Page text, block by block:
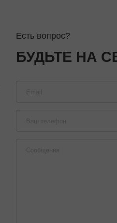
Есть вопрос?
БУДЬТЕ НА